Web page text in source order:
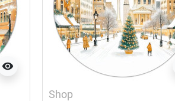
visibility
Shop